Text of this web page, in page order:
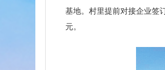
基地。村里提前对接企业签
元。